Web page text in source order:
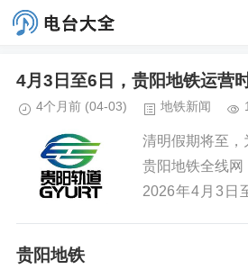
4月3日至6日，贵阳地铁运营
4个月前 (04-03) 地铁新闻
清明假期将至，
贵阳地铁全线
2026年4月3日
贵阳地铁